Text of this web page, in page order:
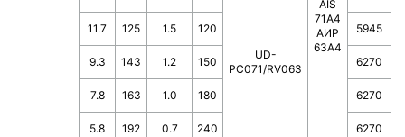
AIS
71A4
АИР
63A4
UD-
PC071/RV063
11.7 125 1.5 120 5945
9.3 143 1.2 150 6270
7.8 163 1.0 180 6270
5.8 192 0.7 240 6270